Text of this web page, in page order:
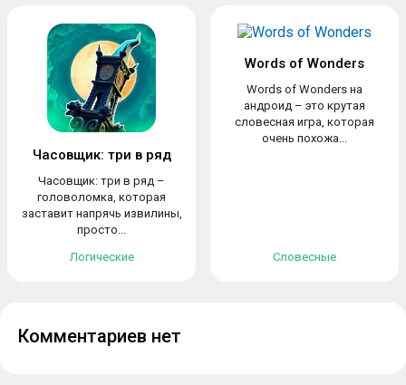
Часовщик: три в ряд
Часовщик: три в ряд –
головоломка, которая
заставит напрячь извилины,
просто...
Логические
Words of Wonders
Words of Wonders на
андроид – это крутая
словесная игра, которая
очень похожа...
Словесные
Комментариев нет